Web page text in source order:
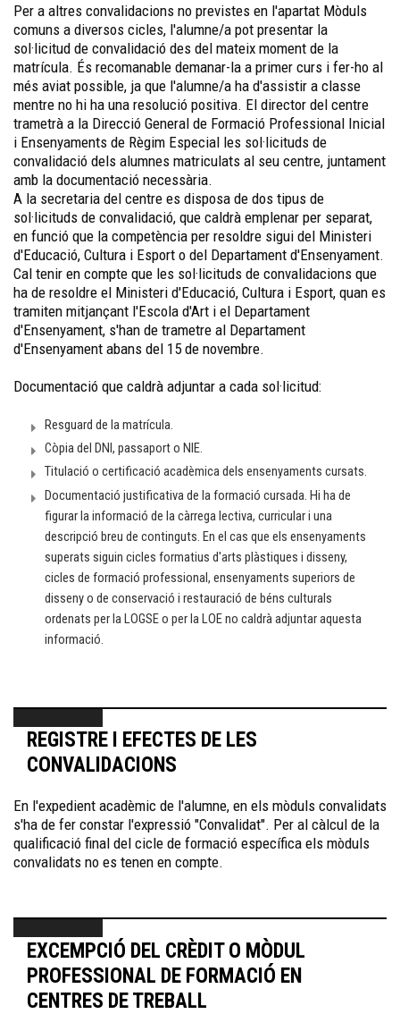
Per a altres convalidacions no previstes en l'apartat Mòduls
comuns a diversos cicles, l'alumne/a pot presentar la
sol·licitud de convalidació des del mateix moment de la
matrícula. És recomanable demanar-la a primer curs i fer-ho al
més aviat possible, ja que l'alumne/a ha d'assistir a classe
mentre no hi ha una resolució positiva. El director del centre
trametrà a la Direcció General de Formació Professional Inicial
i Ensenyaments de Règim Especial les sol·licituds de
convalidació dels alumnes matriculats al seu centre, juntament
amb la documentació necessària.
A la secretaria del centre es disposa de dos tipus de
sol·licituds de convalidació, que caldrà emplenar per separat,
en funció que la competència per resoldre sigui del Ministeri
d'Educació, Cultura i Esport o del Departament d'Ensenyament.
Cal tenir en compte que les sol·licituds de convalidacions que
ha de resoldre el Ministeri d'Educació, Cultura i Esport, quan es
tramiten mitjançant l'Escola d'Art i el Departament
d'Ensenyament, s'han de trametre al Departament
d'Ensenyament abans del 15 de novembre.
Documentació que caldrà adjuntar a cada sol·licitud:
Resguard de la matrícula.
Còpia del DNI, passaport o NIE.
Titulació o certificació acadèmica dels ensenyaments cursats.
Documentació justificativa de la formació cursada. Hi ha de
figurar la informació de la càrrega lectiva, curricular i una
descripció breu de continguts. En el cas que els ensenyaments
superats siguin cicles formatius d'arts plàstiques i disseny,
cicles de formació professional, ensenyaments superiors de
disseny o de conservació i restauració de béns culturals
ordenats per la LOGSE o per la LOE no caldrà adjuntar aquesta
informació.
REGISTRE I EFECTES DE LES
CONVALIDACIONS
En l'expedient acadèmic de l'alumne, en els mòduls convalidats
s'ha de fer constar l'expressió "Convalidat". Per al càlcul de la
qualificació final del cicle de formació específica els mòduls
convalidats no es tenen en compte.
EXCEMPCIÓ DEL CRÈDIT O MÒDUL
PROFESSIONAL DE FORMACIÓ EN
CENTRES DE TREBALL